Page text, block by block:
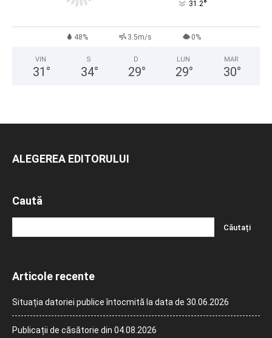
31.2°
48% 3.5m/s 0%
VIN
31 °
S
34°
D
29°
LUN
29°
MAR
30°
ALEGEREA EDITORULUI
Caută
Articole recente
Situația datoriei publice întocmită la data de 30.06.2026
Publicații de căsătorie din 04.08.2026